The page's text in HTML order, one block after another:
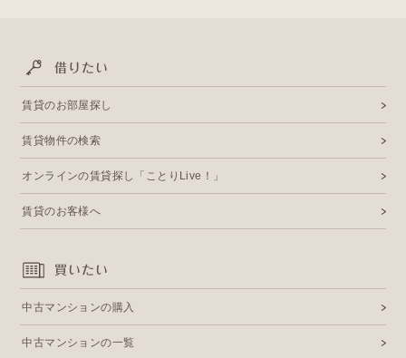
借りたい
賃貸のお部屋探し
賃貸物件の検索
オンラインの賃貸探し「ことりLive！」
賃貸のお客様へ
買いたい
中古マンションの購入
中古マンションの一覧